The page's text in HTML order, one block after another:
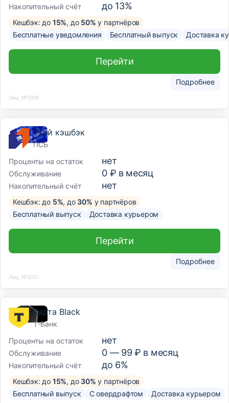
Накопительный счёт до 13%
Кешбэк: до 15%, до 50% у партнёров
Бесплатные уведомления
Бесплатный выпуск Доставка
Подробнее
Перейти
Лиц. №1000
Твой кэшбэк
ПСБ
Проценты на остаток
нет
Обслуживание 0 ₽ в месяц
Накопительный счёт нет
Кешбэк: до 5%, до 30% у партнёров
Бесплатный выпуск
Доставка курьером
Подробнее
Перейти
Лиц. №3251
Карта Black
Т-Банк
Проценты на остаток
нет
Обслуживание 0 — 99₽ в месяц
Накопительный счёт до 6%
Кешбэк: до 15%, до 30% у партнёров
Бесплатный выпуск
С овердрафтом Доставка курьером